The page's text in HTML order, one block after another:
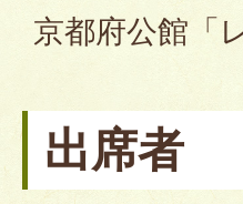
京都府公館「
出席者